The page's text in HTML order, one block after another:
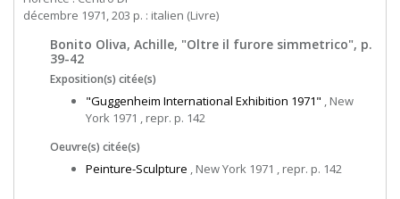
décembre 1971, 203 p. : italien (Livre)
Bonito Oliva, Achille, "Oltre il furore simmetrico", p.
39-42
Exposition(s) citée(s)
"Guggenheim International Exhibition 1971" , New
York 1971 , repr. p. 142
Oeuvre(s) citée(s)
Peinture-Sculpture , New York 1971 , repr. p. 142